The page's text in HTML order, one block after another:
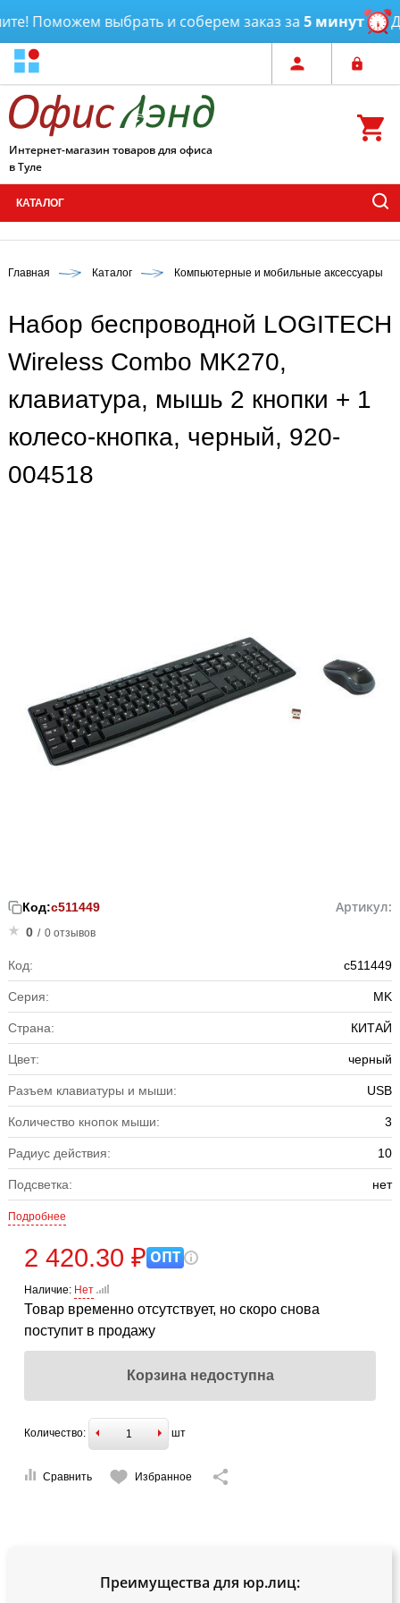
Поможем выбрать и соберем заказ за5 минут
Интернет-магазин товаров для офиса
в Туле
КАТАЛОГ
Главная Каталог Компьютерные и мобильные аксессуары
Набор беспроводной LOGITECH
Wireless Combo MK270,
клавиатура, мышь 2 кнопки + 1
колесо-кнопка, черный, 920-
004518
Код:с511449 Артикул:
0 / 0 отзывов
Код: с511449
Серия: MK
Страна: КИТАЙ
Цвет: черный
Разъем клавиатуры и мыши: USB
Количество кнопок мыши: 3
Радиус действия: 10
Подсветка: нет
Подробнее
2 420.30 ₽ ОПТ
Наличие: Нет
Товар временно отсутствует, но скоро снова
поступит в продажу
Корзина недоступна
Количество: шт
Сравнить Избранное
Преимущества для юр.лиц: